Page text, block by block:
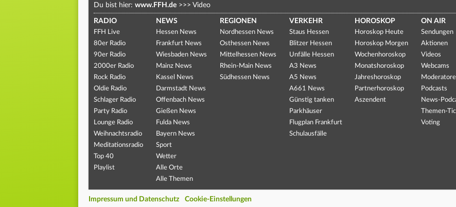
Du bist hier: www.FFH.de >>> Video
RADIO
FFH Live
80er Radio
90er Radio
2000er Radio
Rock Radio
Oldie Radio
Schlager Radio
Party Radio
Lounge Radio
Weihnachtsradio
Meditationsradio
Top 40
Playlist
NEWS
Hessen News
Frankfurt News
Wiesbaden News
Mainz News
Kassel News
Darmstadt News
Offenbach News
Gießen News
Fulda News
Bayern News
Sport
Wetter
Alle Orte
Alle Themen
REGIONEN
Nordhessen News
Osthessen News
Mittelhessen News
Rhein-Main News
Südhessen News
VERKEHR
Staus Hessen
Blitzer Hessen
Unfälle Hessen
A3 News
A5 News
A661 News
Günstig tanken
Parkhäuser
Flugplan Frankfurt
Schulausfälle
HOROSKOP
Horoskop Heute
Horoskop Morgen
Wochenhoroskop
Monatshoroskop
Jahreshoroskop
Partnerhoroskop
Aszendent
ON AIR
Sendungen
Aktionen
Videos
Webcams
Podcasts
News-
Themen-
Voting
Impressum und Datenschutz Cookie-Einstellungen